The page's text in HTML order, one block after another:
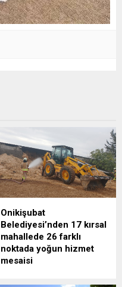
Onikişubat
Belediyesi’nden 17 kırsal
mahallede 26 farklı
noktada yoğun hizmet
mesaisi